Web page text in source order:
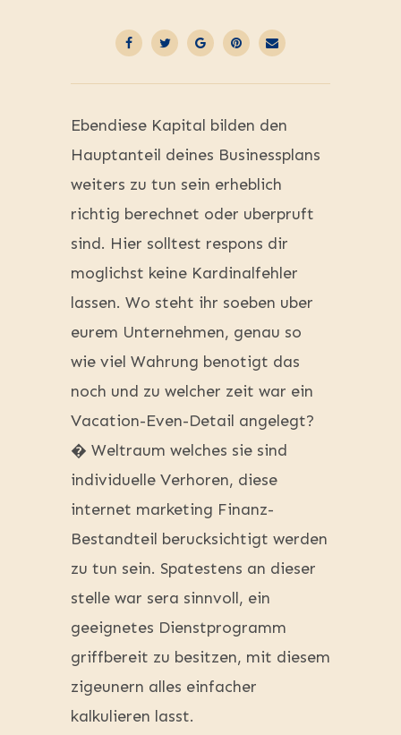
Ebendiese Kapital bilden den
Hauptanteil deines Businessplans
weiters zu tun sein erheblich
richtig berechnet oder uberpruft
sind. Hier solltest respons dir
moglichst keine Kardinalfehler
lassen. Wo steht ihr soeben uber
eurem Unternehmen, genau so
wie viel Wahrung benotigt das
noch und zu welcher zeit war ein
Vacation-Even-Detail angelegt?
� Weltraum welches sie sind
individuelle Verhoren, diese
internet marketing Finanz-
Bestandteil berucksichtigt werden
zu tun sein. Spatestens an dieser
stelle war sera sinnvoll, ein
geeignetes Dienstprogramm
griffbereit zu besitzen, mit diesem
zigeunern alles einfacher
kalkulieren lasst.